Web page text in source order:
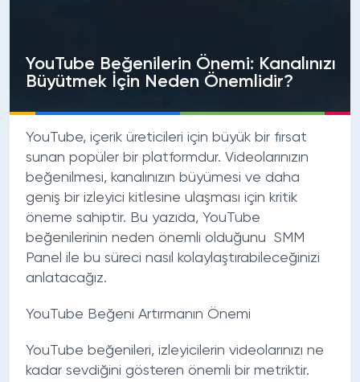
YouTube Beğenilerin Önemi: Kanalınızı
Büyütmek İçin Neden Önemlidir?
YouTube, içerik üreticileri için büyük bir fırsat
sunan popüler bir platformdur. Videolarınızın
beğenilmesi, kanalınızın büyümesi ve daha
geniş bir izleyici kitlesine ulaşması için kritik
öneme sahiptir. Bu yazıda, YouTube
beğenilerinin neden önemli olduğunu SMM
Panel ile bu süreci nasıl kolaylaştırabileceğinizi
anlatacağız.
YouTube Beğeni Artırmanın Önemi
YouTube beğenileri, izleyicilerin videolarınızı ne
kadar sevdiğini gösteren önemli bir metriktir.